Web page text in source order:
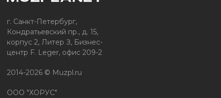
г. Санкт-Петербург,
Кондратьевский пр., д. 15,
корпус 2, Литер З, Бизнес-
центр F. Leger, офис 209-2
2014-2026 © Muzpl.ru
ООО "ХОРУС"